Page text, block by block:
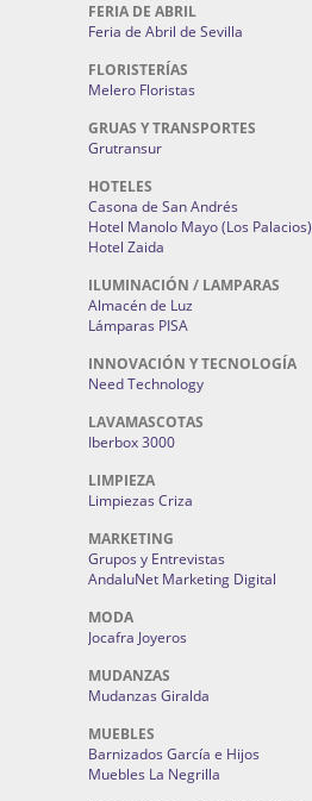
FERIA DE ABRIL
Feria de Abril de Sevilla
FLORISTERÍAS
Melero Floristas
GRUAS Y TRANSPORTES
Grutransur
HOTELES
Casona de San Andrés
Hotel Manolo Mayo (Los Palacios)
Hotel Zaida
ILUMINACIÓN / LAMPARAS
Almacén de Luz
Lámparas PISA
INNOVACIÓN Y TECNOLOGÍA
Need Technology
LAVAMASCOTAS
Iberbox 3000
LIMPIEZA
Limpiezas Criza
MARKETING
Grupos y Entrevistas
AndaluNet Marketing Digital
MODA
Jocafra Joyeros
MUDANZAS
Mudanzas Giralda
MUEBLES
Barnizados García e Hijos
Muebles La Negrilla